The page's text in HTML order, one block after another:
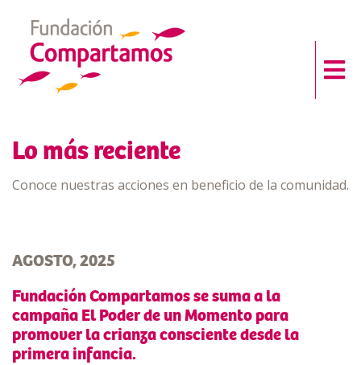
Lo más reciente
Conoce nuestras acciones en beneficio de la comunidad.
AGOSTO, 2025
Fundación Compartamos se suma a la
campaña El Poder de un Momento para
promover la crianza consciente desde la
primera infancia.